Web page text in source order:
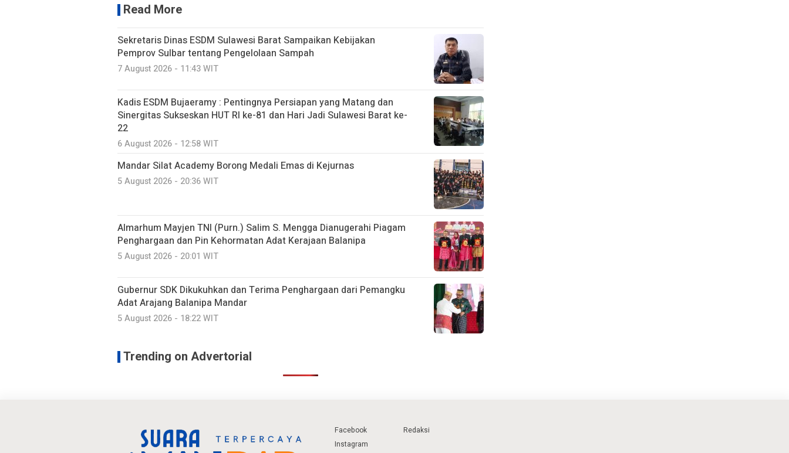
Read More
Sekretaris Dinas ESDM Sulawesi Barat Sampaikan Kebijakan
Pemprov Sulbar tentang Pengelolaan Sampah
7 August 2026 - 11:43 WIT
Kadis ESDM Bujaeramy : Pentingnya Persiapan yang Matang dan
Sinergitas Sukseskan HUT RI ke-81 dan Hari Jadi Sulawesi Barat ke-
22
6 August 2026 - 12:58 WIT
Mandar Silat Academy Borong Medali Emas di Kejurnas
5 August 2026 - 20:36 WIT
Almarhum Mayjen TNI (Purn.) Salim S. Mengga Dianugerahi Piagam
Penghargaan dan Pin Kehormatan Adat Kerajaan Balanipa
5 August 2026 - 20:01 WIT
Gubernur SDK Dikukuhkan dan Terima Penghargaan dari Pemangku
Adat Arajang Balanipa Mandar
5 August 2026 - 18:22 WIT
Trending on Advertorial
Facebook
Instagram
Redaksi